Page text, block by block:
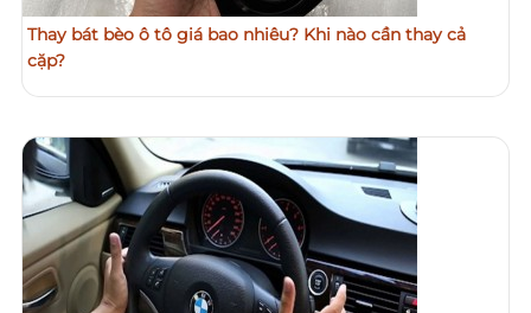
Thay bát bèo ô tô giá bao nhiêu? Khi nào cần thay cả
cặp?